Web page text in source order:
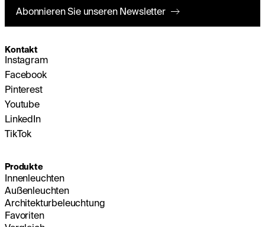
Abonnieren Sie unseren Newsletter
Kontakt
Instagram
Facebook
Pinterest
Youtube
LinkedIn
TikTok
Produkte
Innenleuchten
Außenleuchten
Architekturbeleuchtung
Favoriten